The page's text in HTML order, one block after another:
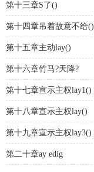
第十三章S了()
第十四章吊着故意不给()
第十五章主动lay()
第十六章竹马?天降?
第十七章宣示主权lay1()
第十八章宣示主权lay()
第十九章宣示主权lay3()
第二十章ay edig